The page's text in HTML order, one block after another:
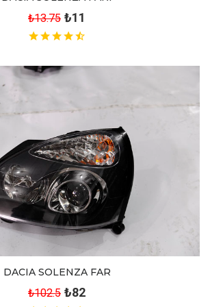
₺13.75 ₺11
DACIA SOLENZA FAR
₺102.5 ₺82